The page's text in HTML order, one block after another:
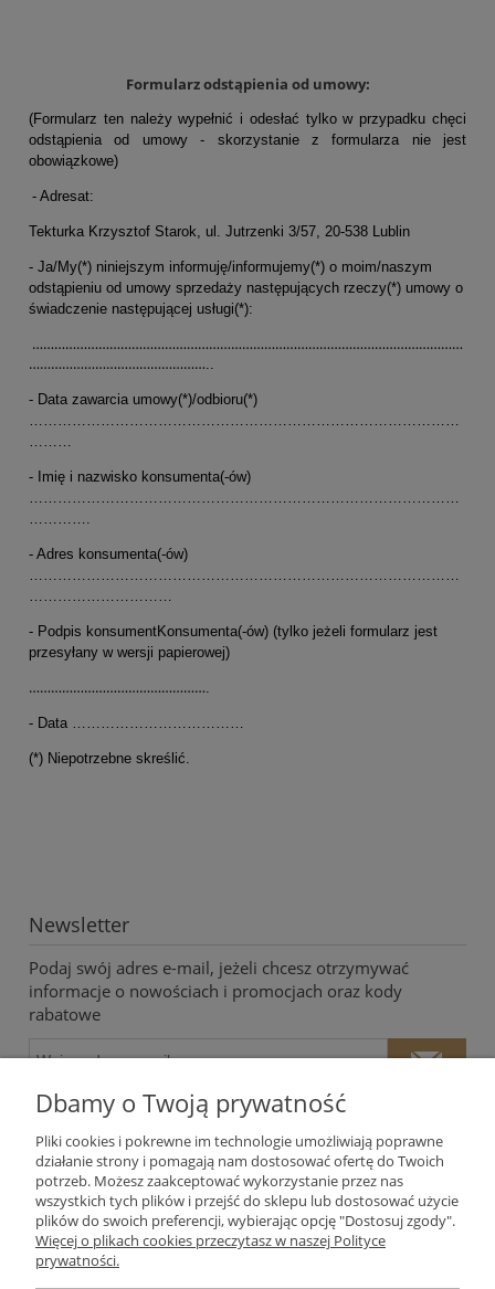
Formularz odstąpienia od umowy:
(Formularz ten należy wypełnić i odesłać tylko w przypadku chęci
odstąpienia od umowy - skorzystanie z formularza nie jest
obowiązkowe)
- Adresat:
Tekturka Krzysztof Starok, ul. Jutrzenki 3/57, 20-538 Lublin
- Ja/My(*) niniejszym informuję/informujemy(*) o moim/naszym
odstąpieniu od umowy sprzedaży następujących rzeczy(*) umowy o
świadczenie następującej usługi(*):
………………………………………………………………………………………………………
…………………………………………..
- Data zawarcia umowy(*)/odbioru(*)
………………………………………………………………………………
………
- Imię i nazwisko konsumenta(-ów)
………………………………………………………………………………
………….
- Adres konsumenta(-ów)
………………………………………………………………………………
…………………………
- Podpis konsumentKonsumenta(-ów) (tylko jeżeli formularz jest
przesyłany w wersji papierowej)
………………………………………….
- Data ………………………………
(*) Niepotrzebne skreślić.
Newsletter
Podaj swój adres e-mail, jeżeli chcesz otrzymywać
informacje o nowościach i promocjach oraz kody
rabatowe
Twoje dane będą przetwarzane zgodnie z nasząpolityką
prywatności
Moje konto
Dbamy o Twoją prywatność
Pliki cookies i pokrewne im technologie umożliwiają poprawne
działanie strony i pomagają nam dostosować ofertę do Twoich
potrzeb. Możesz zaakceptować wykorzystanie przez nas
wszystkich tych plików i przejść do sklepu lub dostosować użycie
plików do swoich preferencji, wybierając opcję "Dostosuj zgody".
Więcej o plikach cookies przeczytasz w naszej Polityce
prywatności.